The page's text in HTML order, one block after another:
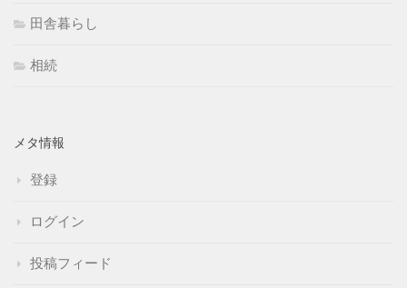
田舎暮らし
相続
メタ情報
登録
ログイン
投稿フィード